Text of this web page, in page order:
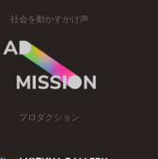
社会を動かすかけ声
プロダクション